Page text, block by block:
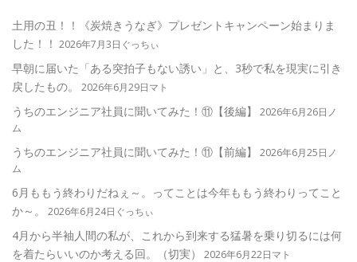
土用の丑！！《炭焼きうなぎ》プレゼントキャンペーン始まりま
した！！ 2026年7月3日ぐっちぃ
早朝に届いた「ある突拍子もない誘い」と、3秒で私を現実に引き
戻したもの。
2026年6月29日マト
うちのエンジニア社員に聞いてみた！⑪【後編】
2026年6月26日ノ
ム
うちのエンジニア社員に聞いてみた！⑪【前編】
2026年6月25日ノ
ム
6月ももう終わりだねぇ～。ってことは今年ももう終わりってこと
か～。
2026年6月24日ぐっちぃ
4月から半袖人間の私が、これから到来する猛暑を乗り切るには何
を着たらいいのか考える回。（切実）
2026年6月22日マト